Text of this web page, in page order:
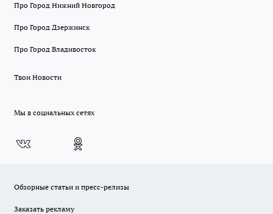
Про Город Нижний Новгород
Про Город Дзержинск
Про Город Владивосток
Твои Новости
Мы в социальных сетях
Обзорные статьи и пресс-релизы
Заказать рекламу